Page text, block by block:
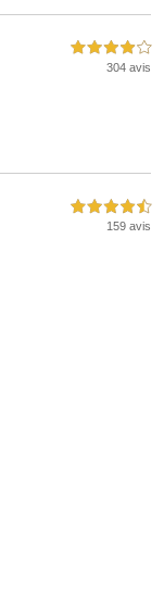
4,0 étoiles sur 5
304 avis
4,5 étoiles sur 5
159 avis